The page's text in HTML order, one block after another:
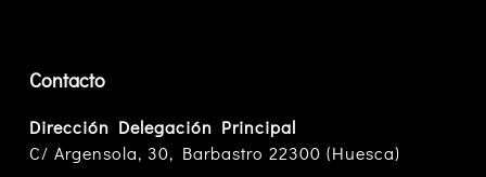
Contacto
Dirección Delegación Principal
C/ Argensola, 30, Barbastro 22300 (Huesca)